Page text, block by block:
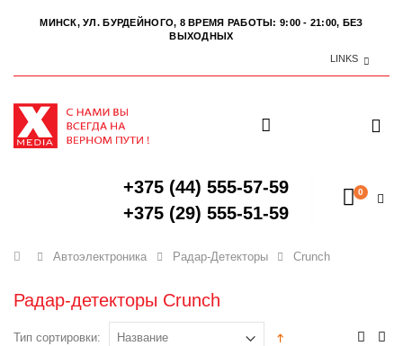
МИНСК, УЛ. БУРДЕЙНОГО, 8 ВРЕМЯ РАБОТЫ: 9:00 - 21:00, БЕЗ
ВЫХОДНЫХ
LINKS
+375 (44) 555-57-59
+375 (29) 555-51-59
0
Главная
Автоэлектроника Радар-Детекторы Crunch
Радар-детекторы Crunch
Тип сортировки: